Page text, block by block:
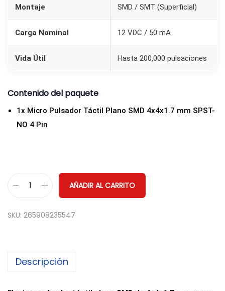
Montaje SMD / SMT (Superficial)
Carga Nominal 12 VDC / 50 mA
Vida Útil Hasta 200,000 pulsaciones
Contenido del paquete
1x Micro Pulsador Táctil Plano SMD 4x4x1.7 mm SPST-
NO 4 Pin
c
P
AÑADIR AL CARRITO
SKU: 265908235547
Descripción